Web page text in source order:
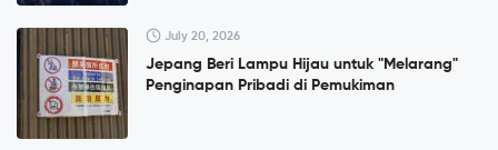
July 20, 2026
Jepang Beri Lampu Hijau untuk "Melarang"
Penginapan Pribadi di Pemukiman